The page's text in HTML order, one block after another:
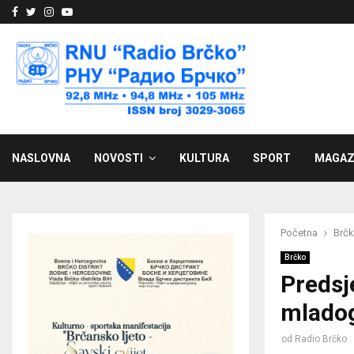
Facebook
Twitter
Instagram
Youtube
NASLOVNA NOVOSTI KULTURA SPORT
Početna
Brčko
od Radio Brčko